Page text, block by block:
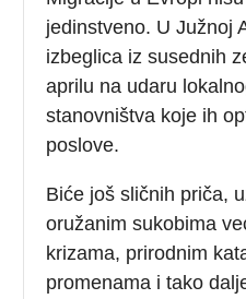
jedinstveno. U Južnoj
izbeglica iz susednih
aprilu na udaru
stanovništva koje ih
poslove.
Biće još sličnih priča,
oružanim sukobima
krizama, prirodnim
promenama i tako